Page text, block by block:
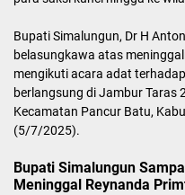
Bupati Simalungun, Dr H
belasungkawa atas
mengikuti acara adat
berlangsung di Jambur Taras
Kecamatan Pancur Batu,
(5/7/2025).
Bupati Simalungun
Meninggal Reynanda